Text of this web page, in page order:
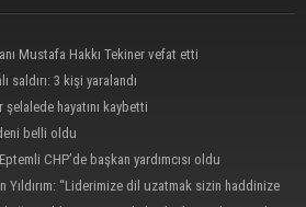
Mustafa Hakkı Tekiner vefat etti
saldırı: 3 kişi yaralandı
şelalede hayatını kaybetti
belli oldu
CHP’de başkan yardımcısı oldu
Yıldırım: “Liderimize dil uzatmak sizin haddinize